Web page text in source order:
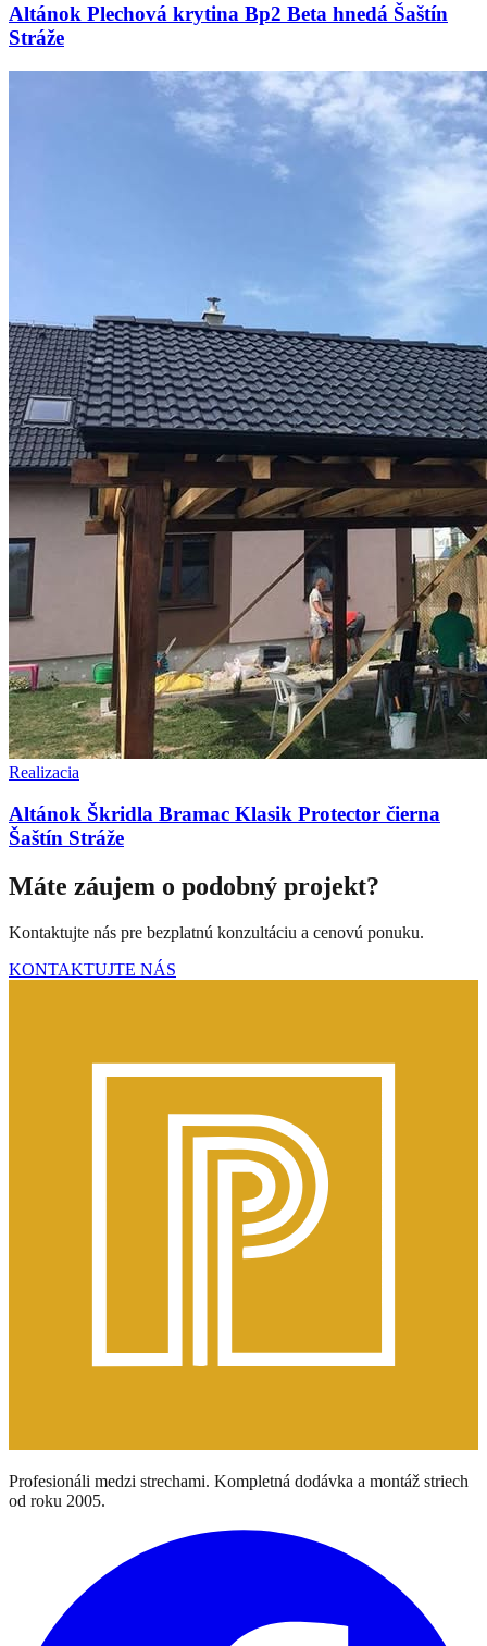
Altánok Plechová krytina Bp2 Beta hnedá Šaštín
Stráže
Realizacia
Altánok Škridla Bramac Klasik Protector čierna
Šaštín Stráže
Máte záujem o podobný projekt?
Kontaktujte nás pre bezplatnú konzultáciu a cenovú ponuku.
KONTAKTUJTE NÁS
Profesionáli medzi strechami. Kompletná dodávka a montáž striech
od roku 2005.